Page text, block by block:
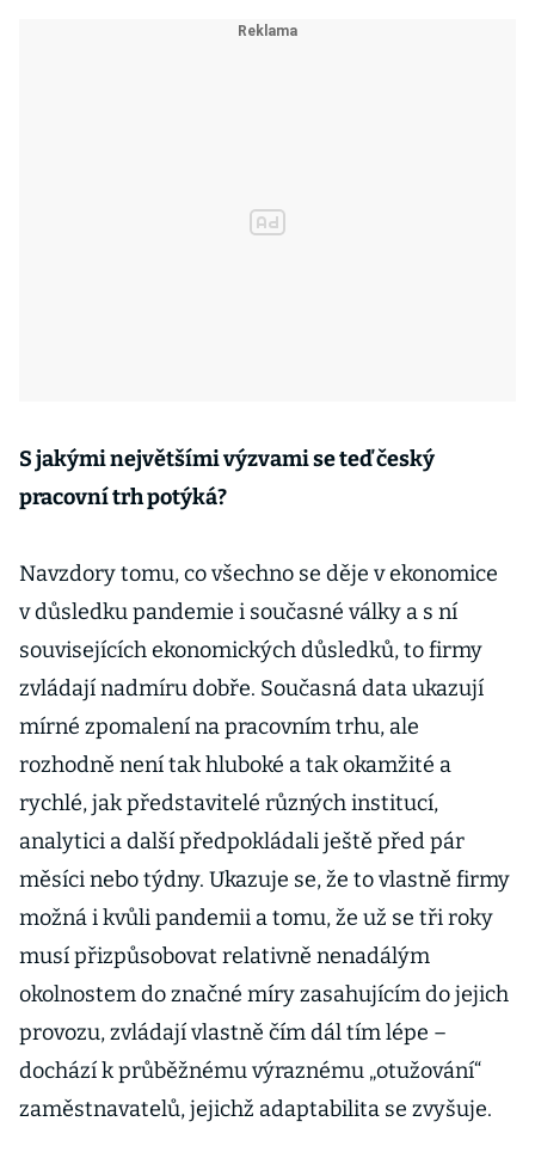
S jakými největšími výzvami se teď český
pracovní trh potýká?
Navzdory tomu, co všechno se děje v ekonomice
v důsledku pandemie i současné války a s ní
souvisejících ekonomických důsledků, to firmy
zvládají nadmíru dobře. Současná data ukazují
mírné zpomalení na pracovním trhu, ale
rozhodně není tak hluboké a tak okamžité a
rychlé, jak představitelé různých institucí,
analytici a další předpokládali ještě před pár
měsíci nebo týdny. Ukazuje se, že to vlastně firmy
možná i kvůli pandemii a tomu, že už se tři roky
musí přizpůsobovat relativně nenadálým
okolnostem do značné míry zasahujícím do jejich
provozu, zvládají vlastně čím dál tím lépe –
dochází k průběžnému výraznému „otužování“
zaměstnavatelů, jejichž adaptabilita se zvyšuje.